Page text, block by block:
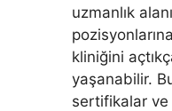
uzmanlık
kliniğini
yaşanabilir.
sertifikalar